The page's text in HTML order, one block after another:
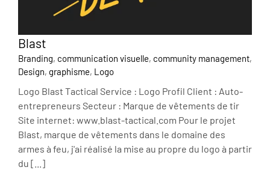
Blast
Branding, communication visuelle, community management,
Design, graphisme, Logo
Logo Blast Tactical Service : Logo Profil Client : Auto-
entrepreneurs Secteur : Marque de vêtements de tir
Site internet: www.blast-tactical.com Pour le projet
Blast, marque de vêtements dans le domaine des
armes à feu, j'ai réalisé la mise au propre du logo à partir
du [...]